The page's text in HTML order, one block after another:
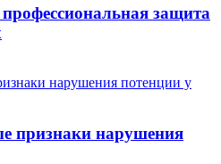
защита
признаки нарушения